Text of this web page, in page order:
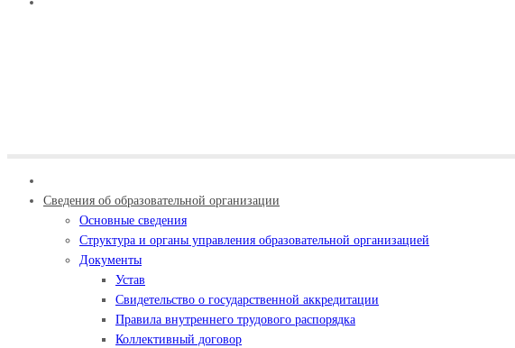
Сведения об образовательной организации
Основные сведения
Структура и органы управления образовательной организацией
Документы
Устав
Свидетельство о государственной аккредитации
Правила внутреннего трудового распорядка
Коллективный договор